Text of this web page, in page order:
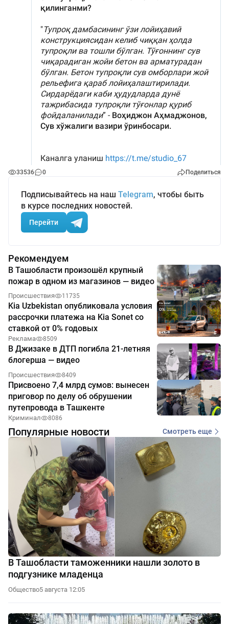
33536 0 Поделиться
Подписывайтесь на наш Telegram, чтобы быть
в курсе последних новостей.
Перейти
Рекомендуем
В Ташобласти произошёл крупный
пожар в одном из магазинов — видео
Происшествия 11735
Kia Uzbekistan опубликовала условия
рассрочки платежа на Kia Sonet со
ставкой от 0% годовых
Реклама 8509
В Джизаке в ДТП погибла 21-летняя
блогерша — видео
Происшествия 8409
Присвоено 7,4 млрд сумов: вынесен
приговор по делу об обрушении
путепровода в Ташкенте
Криминал 8086
Популярные новости Смотреть еще
В Ташобласти таможенники нашли золото в
подгузнике младенца
Общество5 августа 12:05